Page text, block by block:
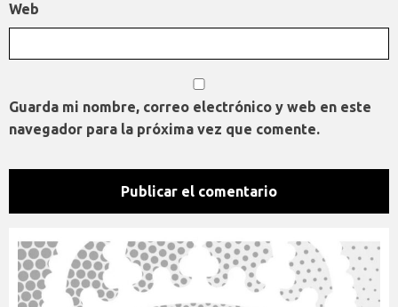
Web
Guarda mi nombre, correo electrónico y web en este
navegador para la próxima vez que comente.